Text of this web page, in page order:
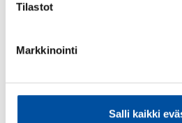
Tilastot
Markkinointi
Salli kaikki